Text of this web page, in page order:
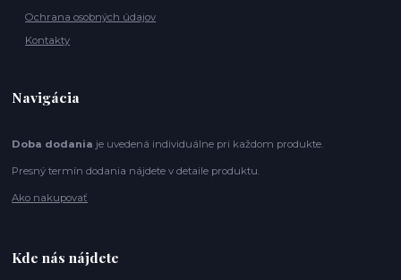
Ochrana osobných údajov
Kontakty
Navigácia
Doba dodania je uvedená individuálne pri každom produkte.
Presný termín dodania nájdete v detaile produktu.
Ako nakupovať
Kde nás nájdete